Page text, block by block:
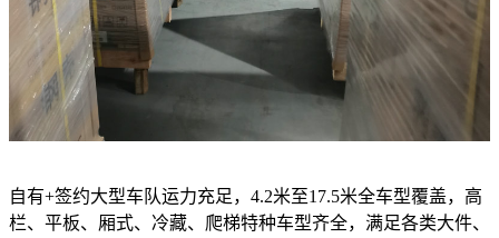
自有+签约大型车队运力充足，4.2米至17.5米全车型覆盖，高
栏、平板、厢式、冷藏、爬梯特种车型齐全，满足各类大件、